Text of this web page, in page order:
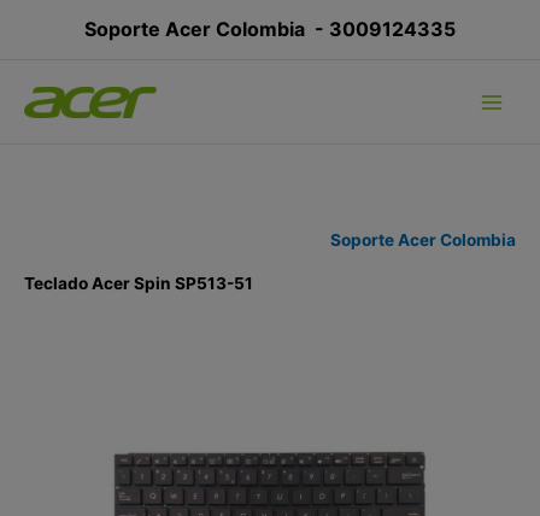
Soporte Acer Colombia - 3009124335
Soporte Acer Colombia
Teclado Acer Spin SP513-51